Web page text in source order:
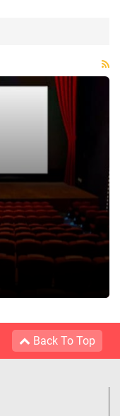
Back To Top